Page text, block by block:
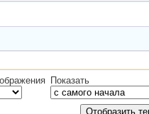
Показать